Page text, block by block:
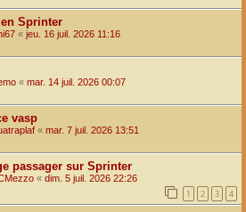
Sprinter
« jeu. 16 juil. 2026 11:16
« mar. 14 juil. 2026 00:07
vasp
« mar. 7 juil. 2026 13:51
passager sur Sprinter
« dim. 5 juil. 2026 22:26
1 2 3 4